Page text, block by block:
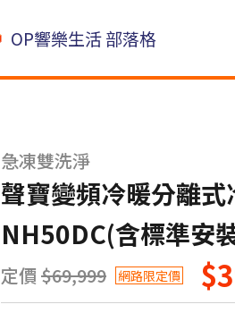
OP響樂生活 部落格
急凍雙洗淨
聲寶變頻冷暖分離
NH50DC(含標準安
定價 $69,999 網路限定價